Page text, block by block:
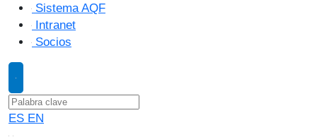
Sistema AQF
Intranet
Socios
ES EN